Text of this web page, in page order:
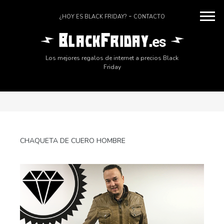
¿HOY ES BLACK FRIDAY? CONTACTO
Los mejores regalos de internet a precios Black
Friday
CHAQUETA DE CUERO HOMBRE